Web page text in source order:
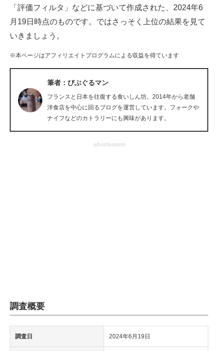
企業ITのトレンドを詳説
ITエンジニア向け専門サイト
企業向けIT製品の総合サイト
製造業のIT導入・活用を支援
「評価フィルタ」などに基づいて作成された、2024年6
月19日時点のものです。ではさっそく上位の結果を見て
いきましょう。
※本ページはアフィリエイトプログラムによる収益を得ています
筆者：びぶぐるマン
フランスと日本を往復する食いしん坊。2014年から老舗
洋食店を中心に回るブログを運営しています。フォークや
ナイフなどのカトラリーにも興味があります。
advertisement
調査概要
調査日 2024年6月19日